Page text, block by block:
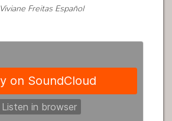
Viviane Freitas Español